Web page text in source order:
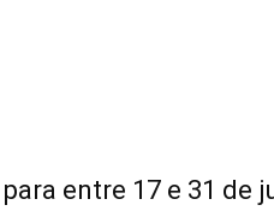
entre 17 e 31 de